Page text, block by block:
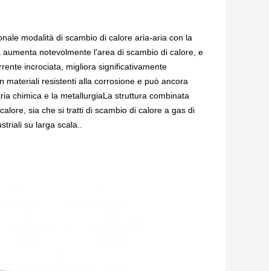
modalità di scambio di calore aria-aria con la
notevolmente l'area di scambio di calore, e
incrociata, migliora significativamente
materiali resistenti alla corrosione e può ancora
chimica e la metallurgiaLa struttura combinata
sia che si tratti di scambio di calore a gas di
su larga scala..